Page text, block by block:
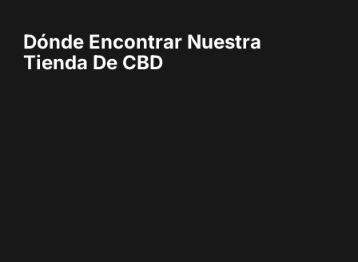
Dónde Encontrar Nuestra
Tienda De CBD